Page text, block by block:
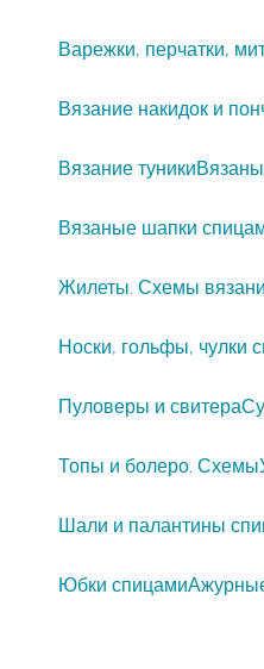
Варежки, перчатки,
Вязание накидок и
Вязание туники
Вязаные шапки
Жилеты. Схемы
Носки, гольфы, чулки
Пуловеры и свитера
Топы и болеро. Схемы
Шали и палантины
Юбки спицами